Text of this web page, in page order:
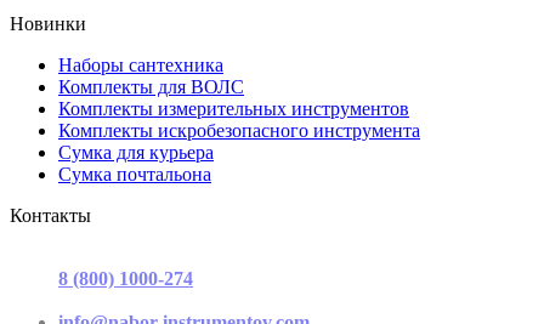
Новинки
Наборы сантехника
Комплекты для ВОЛС
Комплекты измерительных инструментов
Комплекты искробезопасного инструмента
Сумка для курьера
Сумка почтальона
Контакты
8 (800) 1000-274